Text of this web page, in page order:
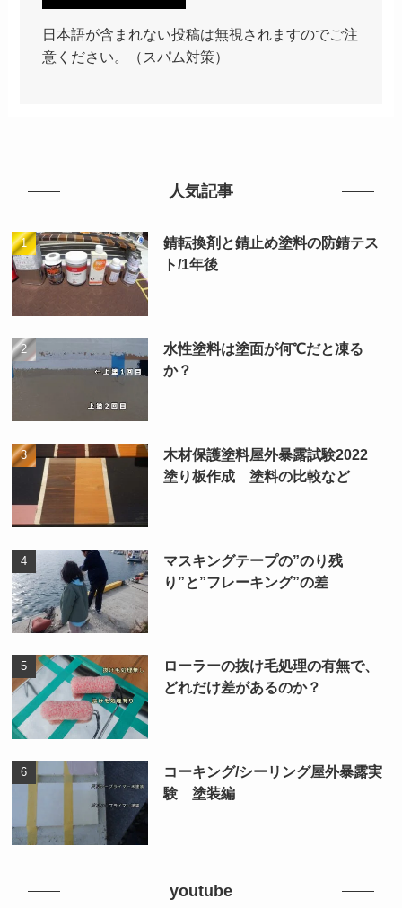
日本語が含まれない投稿は無視されますのでご注
意ください。（スパム対策）
人気記事
錆転換剤と錆止め塗料の防錆テス
ト/1年後
水性塗料は塗面が何℃だと凍る
か？
木材保護塗料屋外暴露試験2022
塗り板作成 塗料の比較など
マスキングテープの”のり残
り”と”フレーキング”の差
ローラーの抜け毛処理の有無で、
どれだけ差があるのか？
コーキング/シーリング屋外暴露実
験 塗装編
youtube